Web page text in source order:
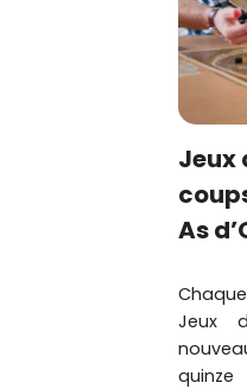
Jeux
As
Jeux